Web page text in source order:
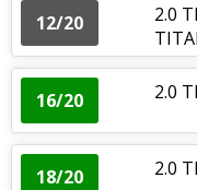
12/20
2.0
16/20 2.0
18/20 2.0